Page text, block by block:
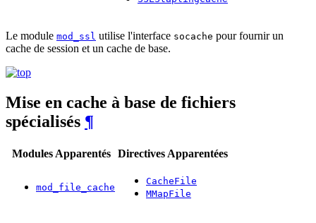
Le module mod_ssl utilise l'interface socache pour fournir un
cache de session et un cache de base.
Mise en cache à base de fichiers
spécialisés ¶
Modules Apparentés Directives Apparentées
mod_file_cache
CacheFile
MMapFile